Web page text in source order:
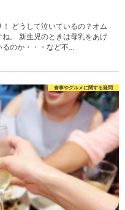
どうして泣いているの？オム
。 新生児のときは母乳をあげ
のか・・・など不...
食事やグルメに関する疑問